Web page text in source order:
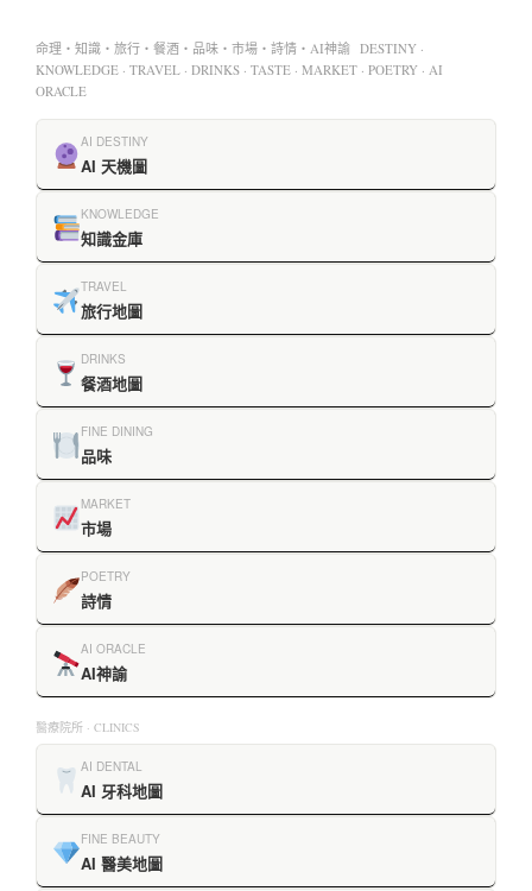
命理・知識・旅行・餐酒・品味・市場・詩情・AI神諭 DESTINY ·
KNOWLEDGE · TRAVEL · DRINKS · TASTE · MARKET · POETRY · AI
ORACLE
AI DESTINY
AI 天機圖
KNOWLEDGE
知識金庫
TRAVEL
旅行地圖
DRINKS
餐酒地圖
FINE DINING
品味
MARKET
市場
POETRY
詩情
AI ORACLE
AI神諭
醫療院所 · CLINICS
AI DENTAL
AI 牙科地圖
FINE BEAUTY
AI 醫美地圖